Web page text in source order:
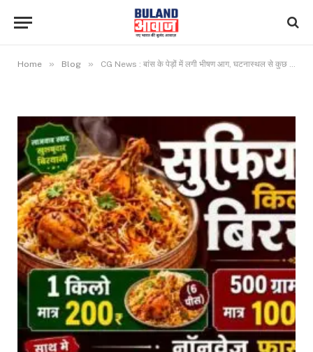
Home » Blog » CG News : बांस के पेड़ों में लगी भीषण आग, घटनास्थल से कुछ ही दूरी पर पटाखा फैक्ट्री…